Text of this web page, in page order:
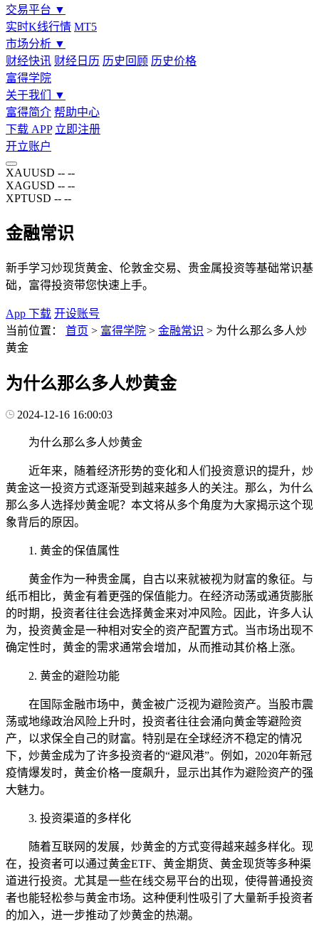
交易平台 ▼
实时K线行情 MT5
市场分析 ▼
财经快讯 财经日历 历史回顾 历史价格
富得学院
关于我们
▼
富得简介 帮助中心
下载 APP 立即注册
开立账户
XAUUSD -- --
XAGUSD -- --
XPTUSD -- --
金融常识
新手学习炒现货黄金、伦敦金交易、贵金属投资等基础常识基
础，富得投资带您快速上手。
App 下载 开设账号
当前位置：
首页 > 富得学院 > 金融常识 > 为什么那么多人炒
黄金
为什么那么多人炒黄金
2024-12-16 16:00:03
为什么那么多人炒黄金
近年来，随着经济形势的变化和人们投资意识的提升，炒
黄金这一投资方式逐渐受到越来越多人的关注。那么，为什么
那么多人选择炒黄金呢？本文将从多个角度为大家揭示这个现
象背后的原因。
1. 黄金的保值属性
黄金作为一种贵金属，自古以来就被视为财富的象征。与
纸币相比，黄金有着更强的保值能力。在经济动荡或通货膨胀
的时期，投资者往往会选择黄金来对冲风险。因此，许多人认
为，投资黄金是一种相对安全的资产配置方式。当市场出现不
确定性时，黄金的需求通常会增加，从而推动其价格上涨。
2. 黄金的避险功能
在国际金融市场中，黄金被广泛视为避险资产。当股市震
荡或地缘政治风险上升时，投资者往往会涌向黄金等避险资
产，以求保全自己的财富。特别是在全球经济不稳定的情况
下，炒黄金成为了许多投资者的“避风港”。例如，2020年新冠
疫情爆发时，黄金价格一度飙升，显示出其作为避险资产的强
大魅力。
3. 投资渠道的多样化
随着互联网的发展，炒黄金的方式变得越来越多样化。现
在，投资者可以通过黄金ETF、黄金期货、黄金现货等多种渠
道进行投资。尤其是一些在线交易平台的出现，使得普通投资
者也能轻松参与黄金市场。这种便利性吸引了大量新手投资者
的加入，进一步推动了炒黄金的热潮。